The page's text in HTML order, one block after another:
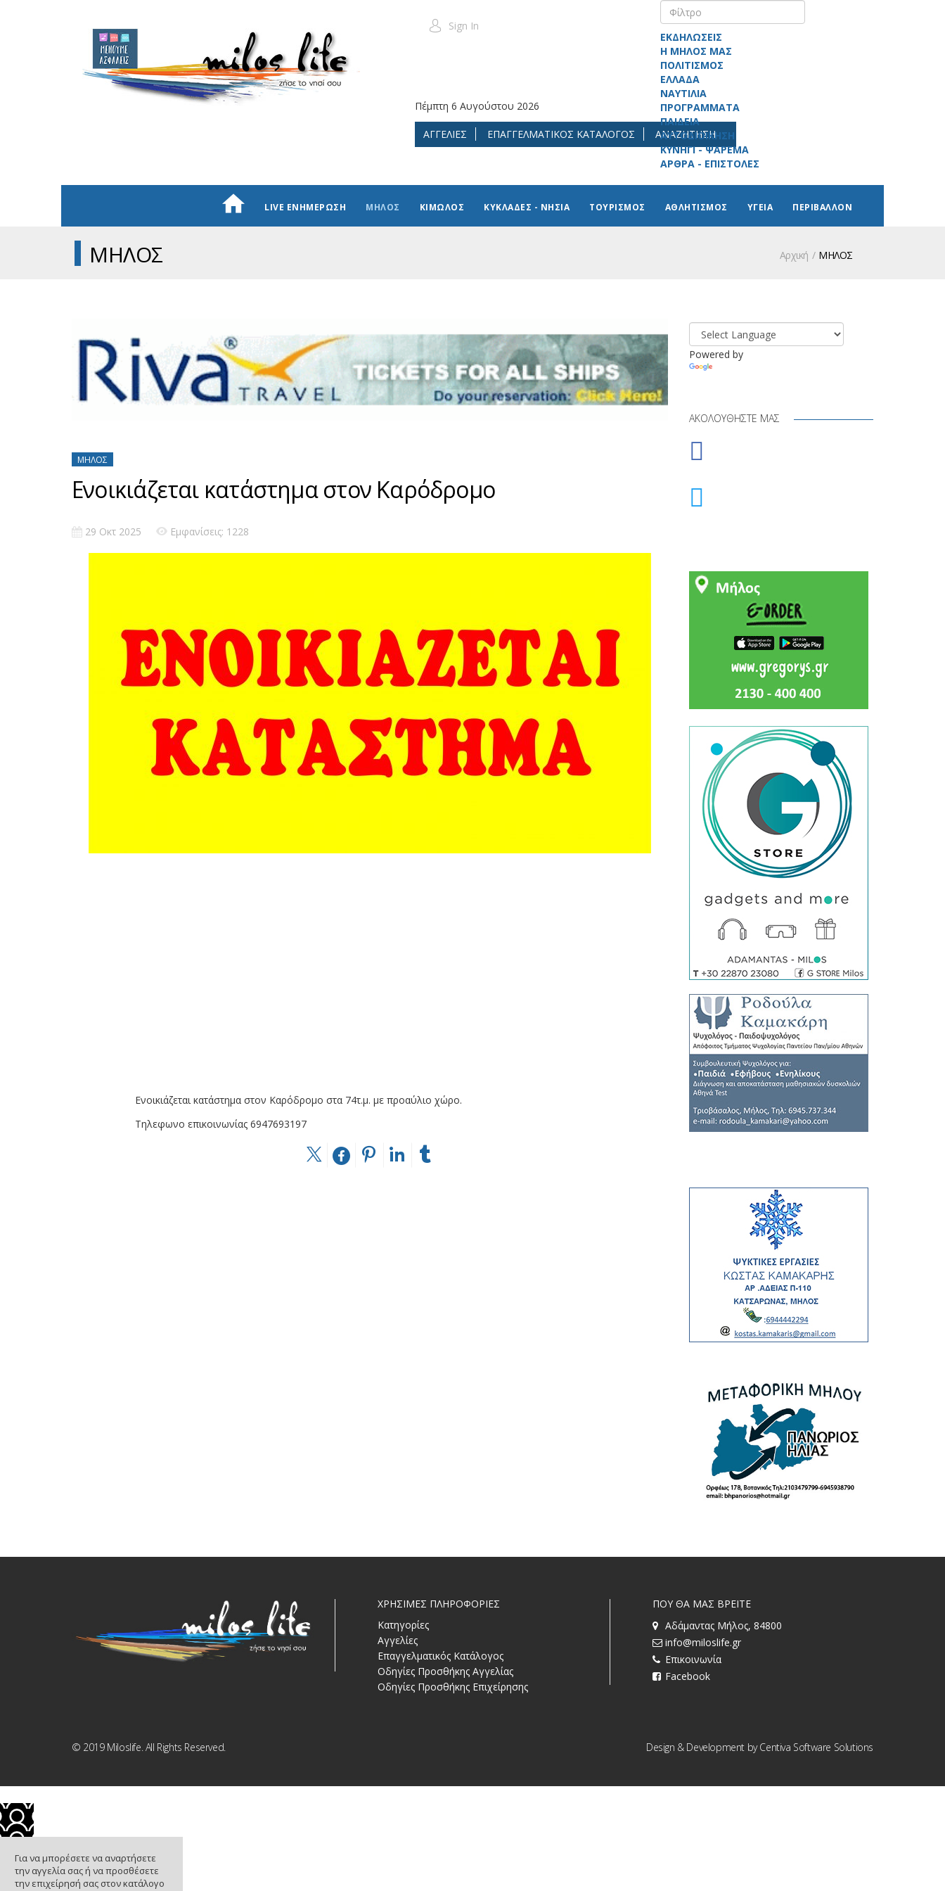
Sign In
Πέμπτη 6 Αυγούστου 2026
ΑΓΓΕΛΙΕΣ ΕΠΑΓΓΕΛΜΑΤΙΚΟΣ ΚΑΤΑΛΟΓΟΣ ΑΝΑΖΗΤΗΣΗ
ΕΚΔΗΛΩΣΕΙΣ
Η ΜΗΛΟΣ ΜΑΣ
ΠΟΛΙΤΙΣΜΟΣ
ΕΛΛΑΔΑ
ΝΑΥΤΙΛΙΑ
ΠΡΟΓΡΑΜΜΑΤΑ
ΠΑΙΔΕΙΑ
ΑΥΤΟΔΙΟΙΚΗΣΗ
ΚΥΝΗΓΙ - ΨΑΡΕΜΑ
ΑΡΘΡΑ - ΕΠΙΣΤΟΛΕΣ
LIVE ΕΝΗΜΕΡΩΣΗ ΜΗΛΟΣ ΚΙΜΩΛΟΣ ΚΥΚΛΑΔΕΣ - ΝΗΣΙΑ ΤΟΥΡΙΣΜΟΣ ΑΘΛΗΤΙΣΜΟΣ ΥΓΕΙΑ ΠΕΡΙΒΑΛΛΟΝ
ΜΗΛΟΣ Αρχική ΜΗΛΟΣ
ΜΉΛΟΣ
Ενοικιάζεται κατάστημα στον Καρόδρομο
29 Οκτ 2025 Εμφανίσεις: 1228
Ενοικιάζεται κατάστημα στον Καρόδρομο στα 74τ.μ. με προαύλιο χώρο.
Τηλεφωνο επικοινωνίας 6947693197
Powered by
ΑΚΟΛΟΥΘΉΣΤΕ ΜΑΣ
ΧΡΗΣΙΜΕΣ ΠΛΗΡΟΦΟΡΙΕΣ
Κατηγορίες
Αγγελίες
Επαγγελματικός Κατάλογος
Οδηγίες Προσθήκης Αγγελίας
Οδηγίες Προσθήκης Επιχείρησης
ΠΟΥ ΘΑ ΜΑΣ ΒΡΕΙΤΕ
Αδάμαντας Μήλος, 84800
info@miloslife.gr
Επικοινωνία
Facebook
© 2019 Miloslife. All Rights Reserved. Design & Development byCentiva Software Solutions
Για να μπορέσετε να αναρτήσετε
την αγγελία σας ή να προσθέσετε
την επιχείρησή σας στον κατάλογο